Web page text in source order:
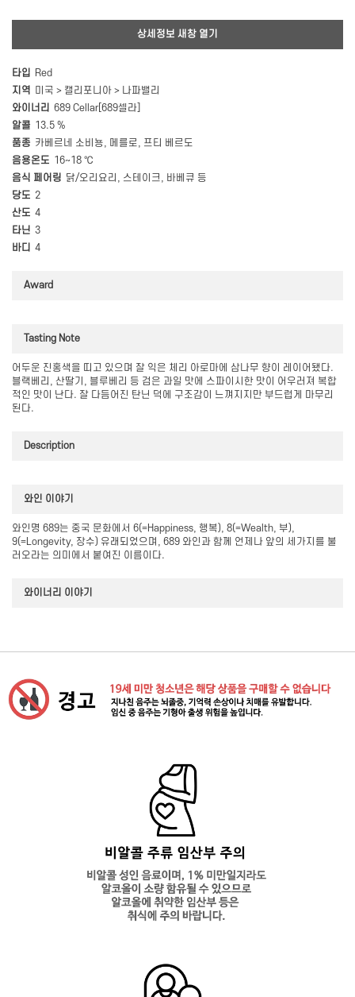
상세정보 새창 열기
타입
Red
지역 미국 > 캘리포니아 > 나파밸리
와이너리 689 Cellar[689셀라]
알콜 13.5 %
품종 카베르네 소비뇽, 메를로, 프티 베르도
음용온도 16~18 ℃
음식 페어링 닭/오리요리, 스테이크, 바베큐 등
당도 2
산도 4
타닌 3
바디 4
Award
Tasting Note
어두운 진홍색을 띠고 있으며 잘 익은 체리 아로마에 삼나무 향이 레이어됐다.
블랙베리, 산딸기, 블루베리 등 검은 과일 맛에 스파이시한 맛이 어우러져 복합
적인 맛이 난다. 잘 다듬어진 탄닌 덕에 구조감이 느껴지지만 부드럽게 마무리
된다.
Description
와인 이야기
와인명 689는 중국 문화에서 6(=Happiness, 행복), 8(=Wealth, 부),
9(=Longevity, 장수) 유래되었으며, 689 와인과 함께 언제나 앞의 세가지를 불
러오라는 의미에서 붙여진 이름이다.
와이너리 이야기